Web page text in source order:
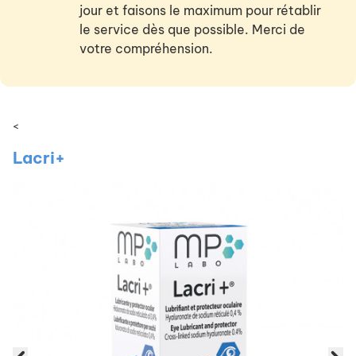
jour et faisons le maximum pour rétablir
le service dès que possible. Merci de
votre compréhension.
<
Lacri+